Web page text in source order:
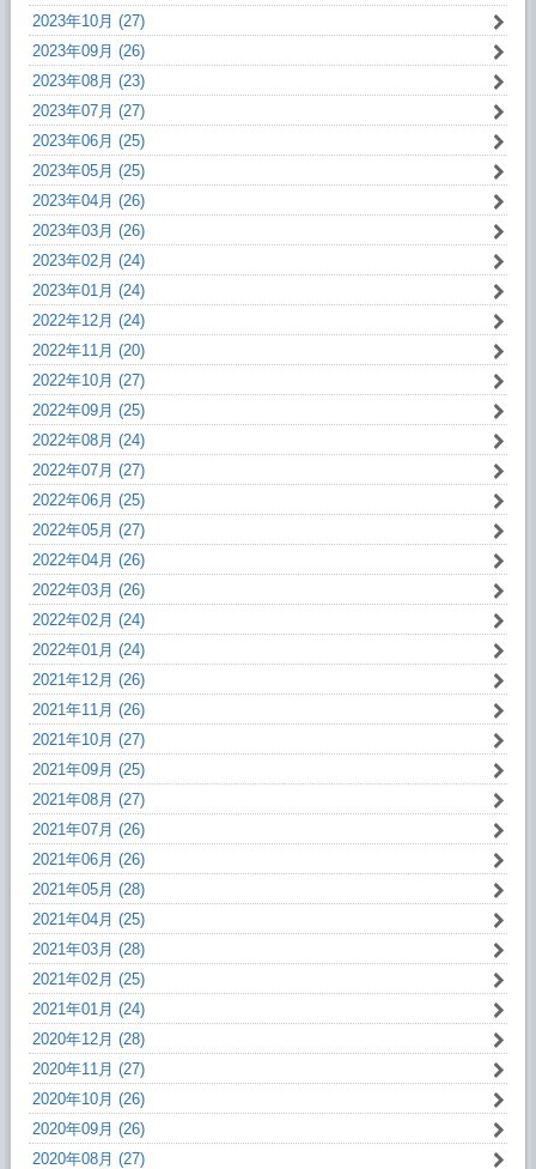
2023年10月 (27)
2023年09月 (26)
2023年08月 (23)
2023年07月 (27)
2023年06月 (25)
2023年05月 (25)
2023年04月 (26)
2023年03月 (26)
2023年02月 (24)
2023年01月 (24)
2022年12月 (24)
2022年11月 (20)
2022年10月 (27)
2022年09月 (25)
2022年08月 (24)
2022年07月 (27)
2022年06月 (25)
2022年05月 (27)
2022年04月 (26)
2022年03月 (26)
2022年02月 (24)
2022年01月 (24)
2021年12月 (26)
2021年11月 (26)
2021年10月 (27)
2021年09月 (25)
2021年08月 (27)
2021年07月 (26)
2021年06月 (26)
2021年05月 (28)
2021年04月 (25)
2021年03月 (28)
2021年02月 (25)
2021年01月 (24)
2020年12月 (28)
2020年11月 (27)
2020年10月 (26)
2020年09月 (26)
2020年08月 (27)